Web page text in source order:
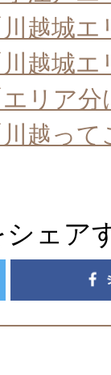
川越城
川越城
リア分
越って
シェア